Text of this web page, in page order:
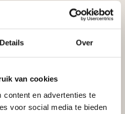
Details Over
van cookies
content en advertenties te
voor social media te bieden
van silicaathoudende verven.